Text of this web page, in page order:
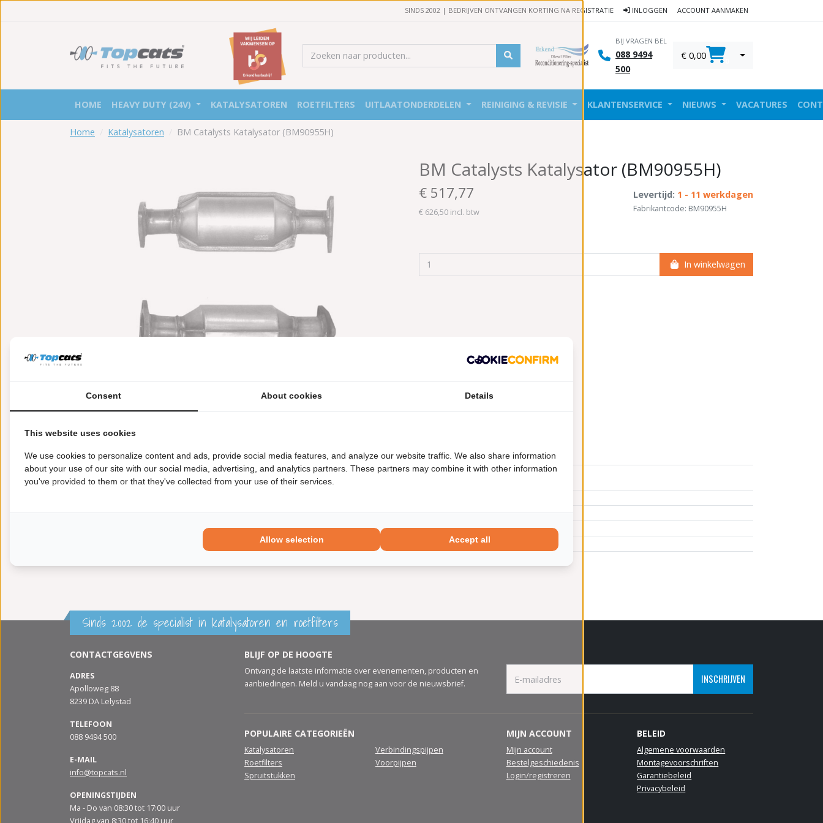
SINDS 2002 | BEDRIJVEN ONTVANGEN KORTING NA REGISTRATIE INLOGGEN ACCOUNT AANMAKEN
BIJ VRAGEN BEL
088 9494
500
€ 0,00
HOME HEAVY DUTY (24V) KATALYSATOREN ROETFILTERS UITLAATONDERDELEN REINIGING & REVISIE KLANTENSERVICE NIEUWS VACATURES
Home Katalysatoren BM Catalysts Katalysator (BM90955H)
BM Catalysts Katalysator (BM90955H)
€ 517,77
€ 626,50 incl. btw
Levertijd: 1 - 11 werkdagen
Fabrikantcode: BM90955H
In winkelwagen
Garantie:2 jaar garantie
Enkel in combinatie met:FK90955
Sinds 2002 de specialist in katalysatoren en roetfilters
CONTACTGEGVENS
ADRES
Apolloweg 88
8239 DA Lelystad
TELEFOON
088 9494 500
E-MAIL
info@topcats.nl
OPENINGSTIJDEN
Ma - Do van 08:30 tot 17:00 uur
BLIJF OP DE HOOGTE
Ontvang de laatste informatie over evenementen, producten en
aanbiedingen. Meld u vandaag nog aan voor de nieuwsbrief.
INSCHRIJVEN
POPULAIRE CATEGORIEËN
Katalysatoren
Roetfilters
Spruitstukken
Verbindingspijpen
Voorpijpen
MIJN ACCOUNT
Mijn account
Bestelgeschiedenis
Login/registreren
BELEID
Algemene voorwaarden
Montagevoorschriften
Garantiebeleid
Privacybeleid
Consent About cookies Details
This website uses cookies
We use cookies to personalize content and ads, provide social media features, and analyze our website traffic. We also share information
about your use of our site with our social media, advertising, and analytics partners. These partners may combine it with other information
you've provided to them or that they've collected from your use of their services.
Allow selection Accept all